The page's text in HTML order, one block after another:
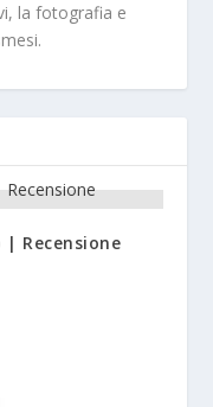
la fotografia e
| Recensione